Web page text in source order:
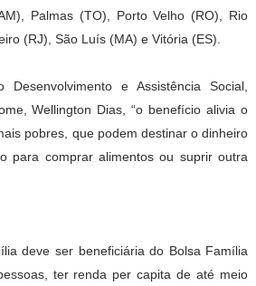
Palmas (TO), Porto Velho (RO), Rio
(RJ), São Luís (MA) e Vitória (ES).
e Assistência Social,
Wellington Dias, “o benefício alivia o
pobres, que podem destinar o dinheiro
para comprar alimentos ou suprir outra
deve ser beneficiária do Bolsa Família
ter renda per capita de até meio